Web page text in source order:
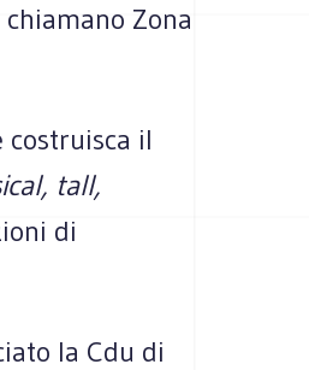
Zona
il
tall,
di
la Cdu di